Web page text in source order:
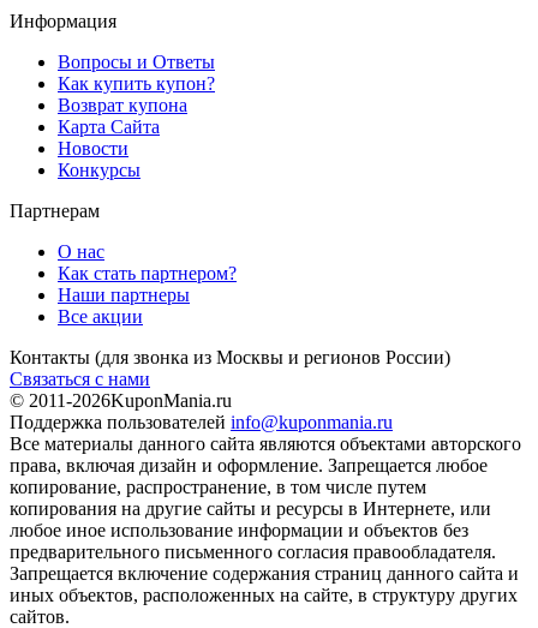
Информация
Вопросы и Ответы
Как купить купон?
Возврат купона
Карта Сайта
Новости
Конкурсы
Партнерам
О нас
Как стать партнером?
Наши партнеры
Все акции
Контакты (для звонка из Москвы и регионов России)
Связаться с нами
© 2011-2026KuponMania.ru
Поддержка пользователей info@kuponmania.ru
Все материалы данного сайта являются объектами авторского
права, включая дизайн и оформление. Запрещается любое
копирование, распространение, в том числе путем
копирования на другие сайты и ресурсы в Интернете, или
любое иное использование информации и объектов без
предварительного письменного согласия правообладателя.
Запрещается включение содержания страниц данного сайта и
иных объектов, расположенных на сайте, в структуру других
сайтов.